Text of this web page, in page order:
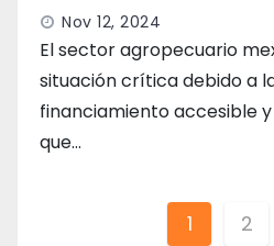
Nov 12, 2024
El sector agropecuario
situación crítica debido a
financiamiento accesible
que…
1 2